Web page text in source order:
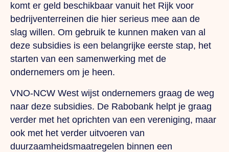
komt er geld beschikbaar vanuit het Rijk voor
bedrijventerreinen die hier serieus mee aan de
slag willen. Om gebruik te kunnen maken van al
deze subsidies is een belangrijke eerste stap, het
starten van een samenwerking met de
ondernemers om je heen.
VNO-NCW West wijst ondernemers graag de weg
naar deze subsidies. De Rabobank helpt je graag
verder met het oprichten van een vereniging, maar
ook met het verder uitvoeren van
duurzaamheidsmaatregelen binnen een